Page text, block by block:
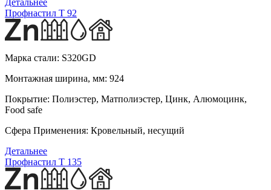
Профнастил T 92
Марка стали: S320GD
Монтажная ширина, мм: 924
Покрытие: Полиэстер, Матполиэстер, Цинк, Алюмоцинк,
Food safe
Сфера Применения: Кровельный, несущий
Детальнее
Профнастил T 135